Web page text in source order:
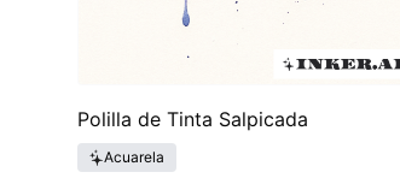
Polilla de Tinta Salpicada
Acuarela